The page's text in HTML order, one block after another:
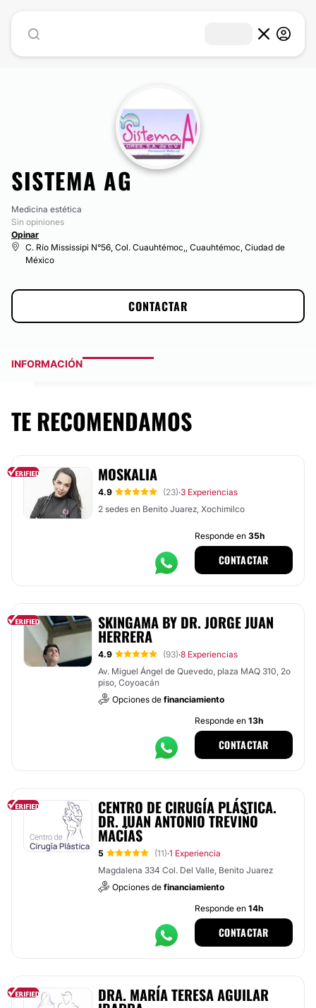
SISTEMA AG
Medicina estética
Sin opiniones
Opinar
C. Río Mississipi N°56, Col. Cuauhtémoc,, Cuauhtémoc, Ciudad de
México
CONTACTAR
INFORMACIÓN
TE RECOMENDAMOS
MOSKALIA
4.9 (23)·3 Experiencias
2 sedes en Benito Juarez, Xochimilco
Responde en 35h
CONTACTAR
SKINGAMA BY DR. JORGE JUAN
HERRERA
4.9 (93)·8 Experiencias
Av. Miguel Ángel de Quevedo, plaza MAQ 310, 2o
piso, Coyoacán
Opciones de financiamiento
Responde en 13h
CONTACTAR
CENTRO DE CIRUGÍA PLÁSTICA.
DR. JUAN ANTONIO TREVIÑO
MACÍAS
5 (11)·1 Experiencia
Magdalena 334 Col. Del Valle, Benito Juarez
Opciones de financiamiento
Responde en 14h
CONTACTAR
DRA. MARÍA TERESA AGUILAR